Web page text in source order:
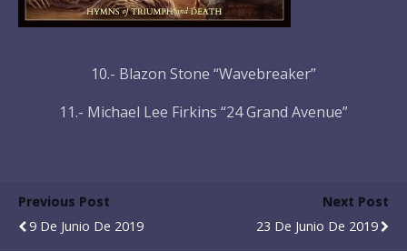
10.- Blazon Stone “Wavebreaker”
11.- Michael Lee Firkins “24 Grand Avenue”
Previous Post
9 De Junio De 2019
Next Post
23 De Junio De 2019